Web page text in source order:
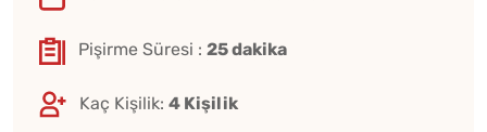
Pişirme Süresi : 25 dakika
Kaç Kişilik: 4 Kişilik